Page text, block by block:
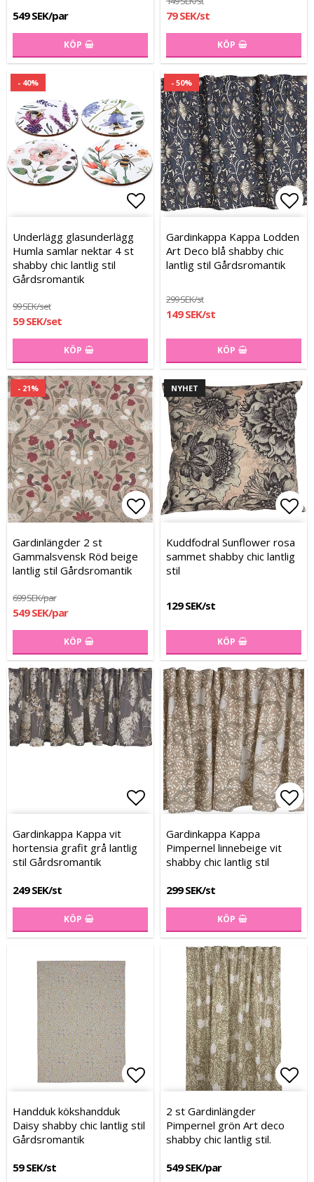
549 SEK/par
KÖP
79 SEK/st
KÖP
- 40%
Lägg till i favoritlistan
Lägg till i favoritlistan
Underlägg glasunderlägg
Humla samlar nektar 4 st
shabby chic lantlig stil
Gårdsromantik
99 SEK/set
59 SEK/set
KÖP
- 50%
Gardinkappa Kappa Lodden
Art Deco blå shabby chic
lantlig stil Gårdsromantik
299 SEK/st
149 SEK/st
KÖP
- 21%
Lägg till i favoritlistan
Lägg till i favoritlistan
Gardinlängder 2 st
Gammalsvensk Röd beige
lantlig stil Gårdsromantik
699 SEK/par
549 SEK/par
KÖP
NYHET
Kuddfodral Sunflower rosa
sammet shabby chic lantlig
stil
129 SEK/st
KÖP
Lägg till i favoritlistan
Lägg till i favoritlistan
Gardinkappa Kappa vit
hortensia grafit grå lantlig
stil Gårdsromantik
249 SEK/st
KÖP
Gardinkappa Kappa
Pimpernel linnebeige vit
shabby chic lantlig stil
299 SEK/st
KÖP
Lägg till i favoritlistan
Lägg till i favoritlistan
Handduk kökshandduk
Daisy shabby chic lantlig stil
Gårdsromantik
59 SEK/st
2 st Gardinlängder
Pimpernel grön Art deco
shabby chic lantlig stil.
549 SEK/par